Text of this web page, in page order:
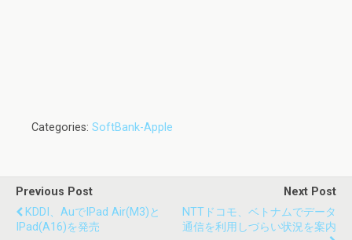
Categories: SoftBank-Apple
Previous Post
KDDI、auでiPad Air(M3)と
IPad(A16)を発売
Next Post
NTTドコモ、ベトナムでデータ
通信を利用しづらい状況を案内